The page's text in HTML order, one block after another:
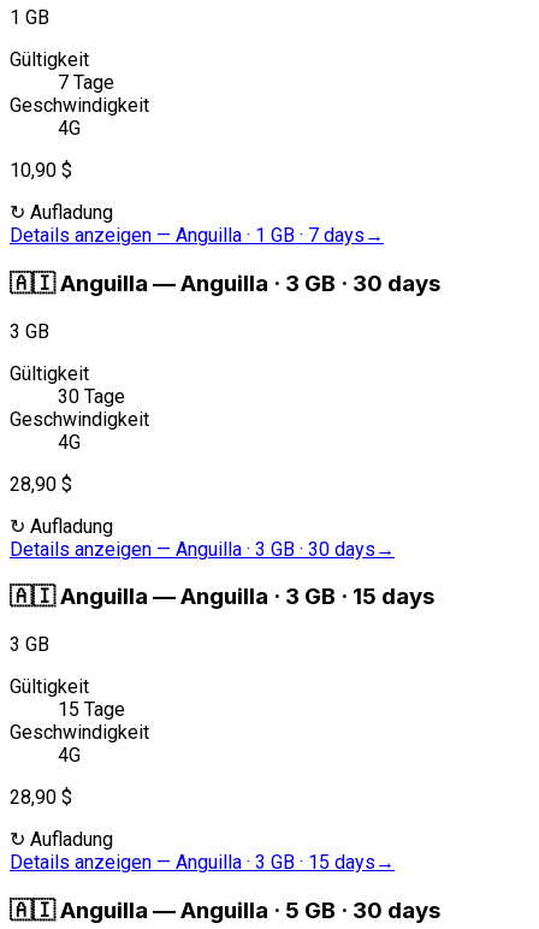
1 GB
Gültigkeit
7 Tage
Geschwindigkeit
4G
10,90 $
↻ Aufladung
Details anzeigen — Anguilla · 1 GB · 7 days →
🇦🇮Anguilla —Anguilla · 3 GB · 30 days
3 GB
Gültigkeit
30 Tage
Geschwindigkeit
4G
28,90 $
↻ Aufladung
Details anzeigen — Anguilla · 3 GB · 30 days →
🇦🇮Anguilla —Anguilla · 3 GB · 15 days
3 GB
Gültigkeit
15 Tage
Geschwindigkeit
4G
28,90 $
↻ Aufladung
Details anzeigen — Anguilla · 3 GB · 15 days →
🇦🇮Anguilla —Anguilla · 5 GB · 30 days